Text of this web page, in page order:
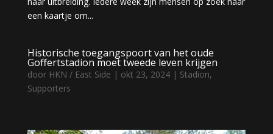
een kaartje om...
Historische toegangspoort van het oude
Goffertstadion moet tweede leven krijgen
door HKN / East Side | okt 23, 2024| Stadion,
Supporters